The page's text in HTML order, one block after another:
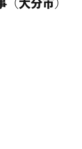
大分市）